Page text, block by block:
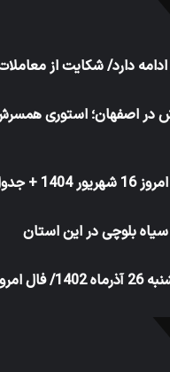
ادامه دارد/ شکایت از
در اصفهان؛ استوری
+ جدول
ببین